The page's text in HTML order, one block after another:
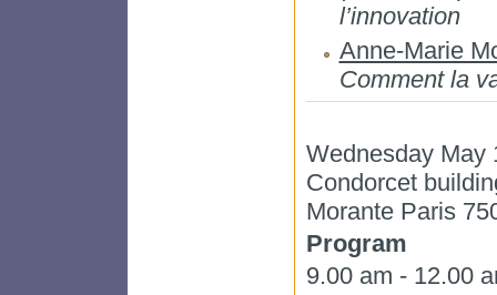
l’innovation
Anne-Marie
Comment la
Wednesday May
Condorcet
Morante Paris
Program
9.00 am - 12.00